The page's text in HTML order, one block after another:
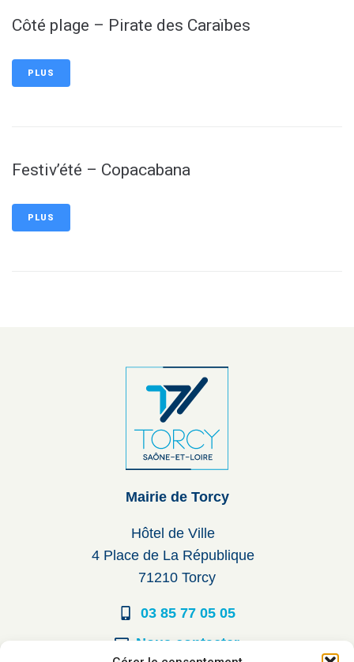
Côté plage – Pirate des Caraïbes
PLUS
Festiv’été – Copacabana
PLUS
Mairie de Torcy
Hôtel de Ville
4 Place de La République
71210 Torcy
03 85 77 05 05
Nous contacter